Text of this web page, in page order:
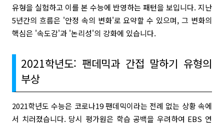
유형을 실험하고 이를 본 수능에 반영하는 패턴을 보입니다. 지난
5년간의 흐름은 '안정 속의 변화'로 요약할 수 있으며, 그 변화의
핵심은 '속도감'과 '논리성'의 강화에 있습니다.
2021학년도: 팬데믹과 간접 말하기 유형의
부상
2021학년도 수능은 코로나19 팬데믹이라는 전례 없는 상황 속에
서 치러졌습니다. 당시 평가원은 학습 공백을 우려하여 EBS 연